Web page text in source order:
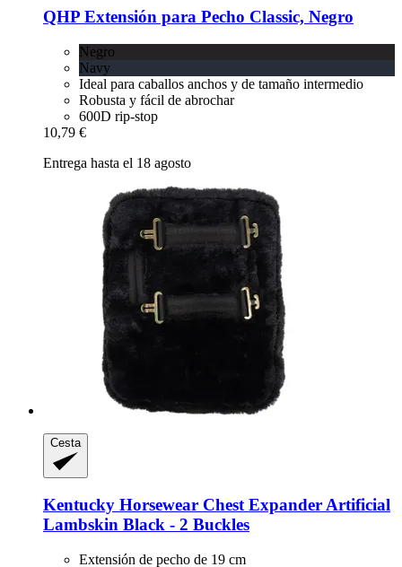
QHP Extensión para Pecho Classic, Negro
Negro
Navy
Ideal para caballos anchos y de tamaño intermedio
Robusta y fácil de abrochar
600D rip-stop
10,79 €
Entrega hasta el 18 agosto
Cesta
Kentucky Horsewear Chest Expander Artificial
Lambskin Black -​ 2 Buckles
Extensión de pecho de 19 cm